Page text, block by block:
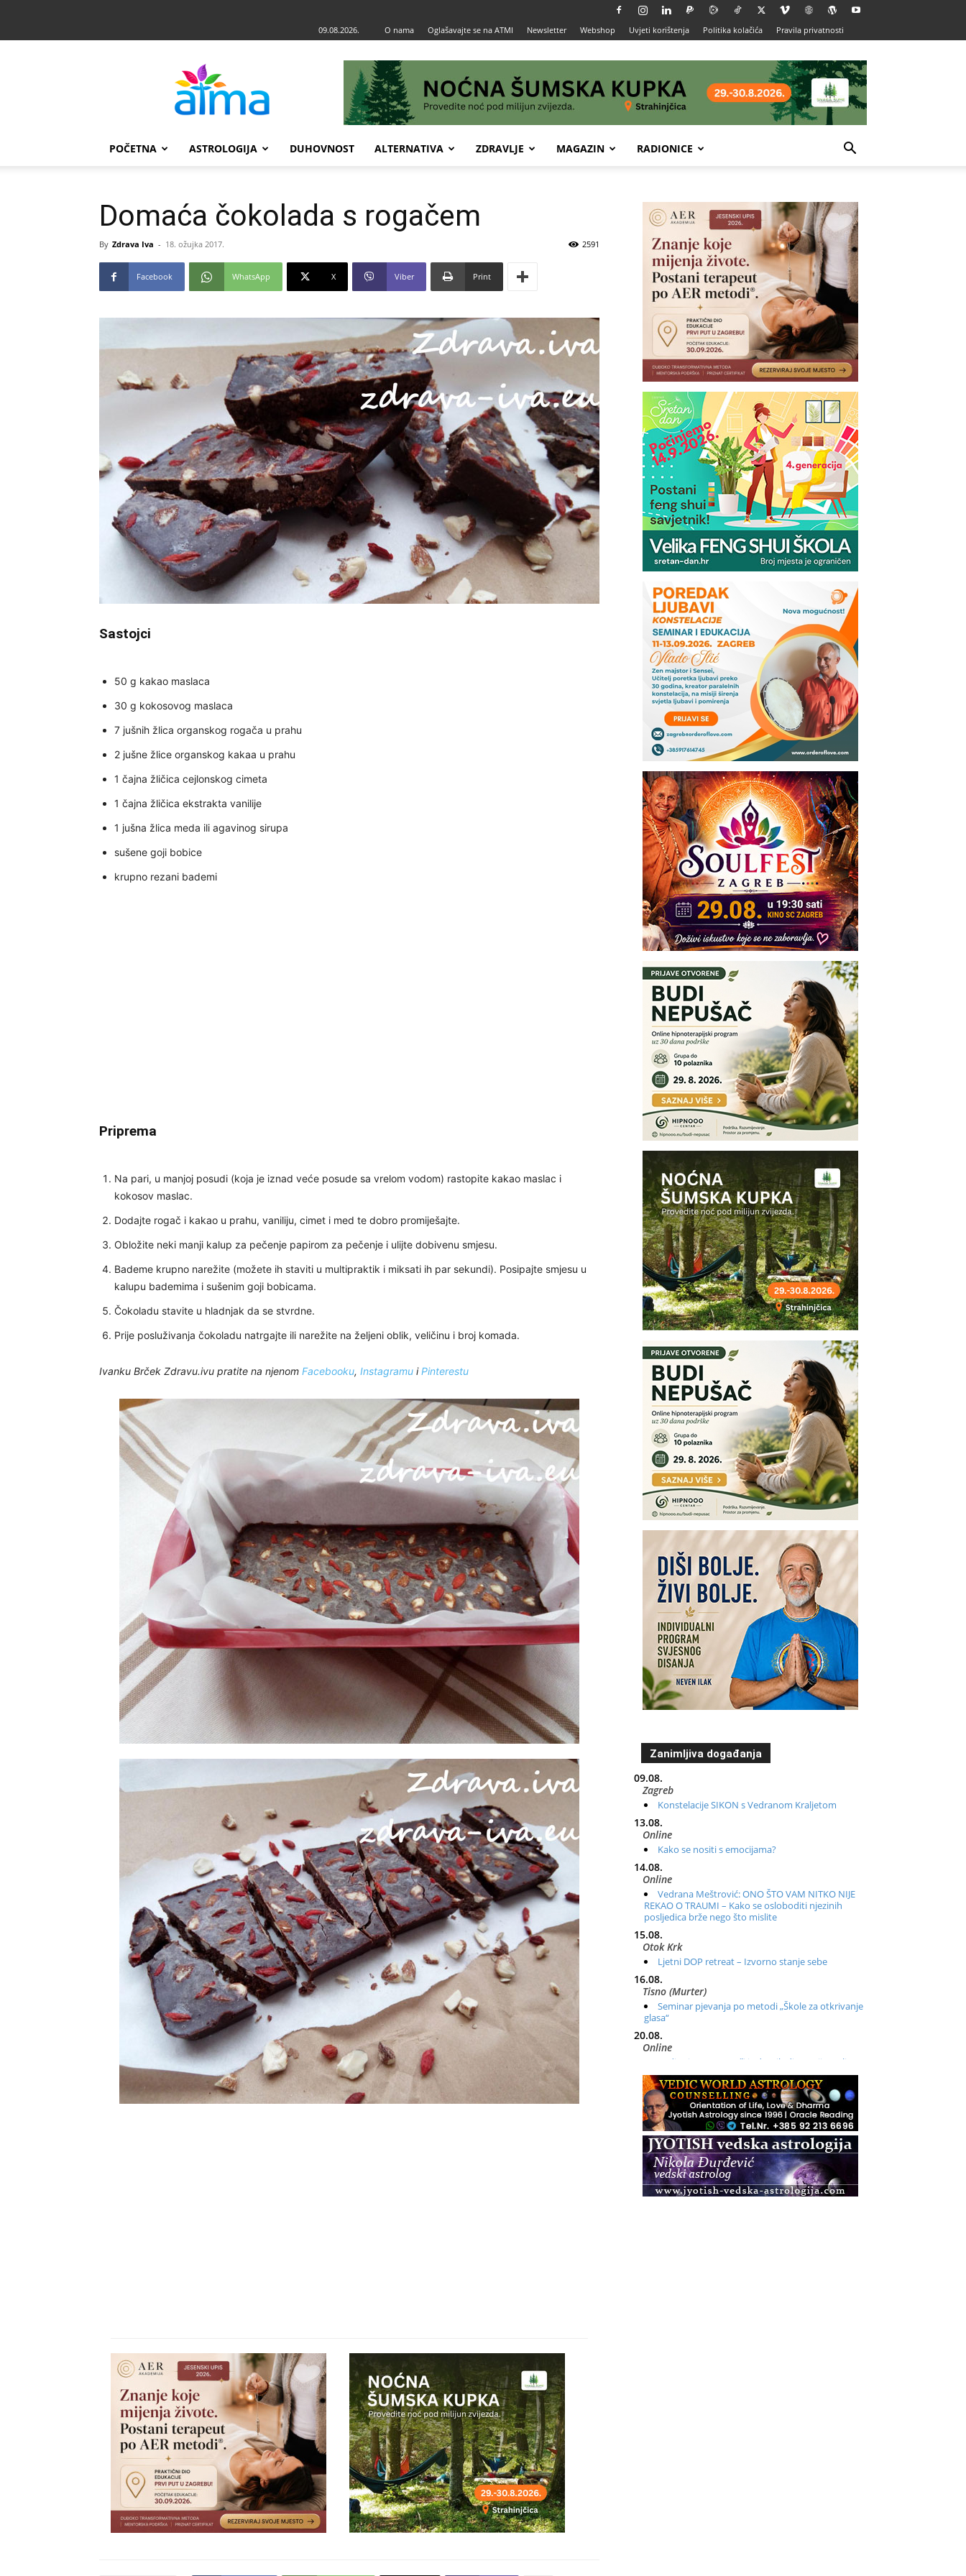
09.08.2026. O nama Oglašavajte se na ATMI Newsletter Webshop Uvjeti korištenja Politika kolačića Pravila privatnosti
POČETNA ASTROLOGIJA DUHOVNOST ALTERNATIVA ZDRAVLJE MAGAZIN RADIONICE
Domaća čokolada s rogačem
By Zdrava Iva - 18. ožujka 2017. 2591
Facebook WhatsApp X Viber Print
Sastojci
50 g kakao maslaca
30 g kokosovog maslaca
7 jušnih žlica organskog rogača u prahu
2 jušne žlice organskog kakaa u prahu
1 čajna žličica cejlonskog cimeta
1 čajna žličica ekstrakta vanilije
1 jušna žlica meda ili agavinog sirupa
sušene goji bobice
krupno rezani bademi
Priprema
Na pari, u manjoj posudi (koja je iznad veće posude sa vrelom vodom) rastopite kakao maslac i
kokosov maslac.
Dodajte rogač i kakao u prahu, vaniliju, cimet i med te dobro promiješajte.
Obložite neki manji kalup za pečenje papirom za pečenje i ulijte dobivenu smjesu.
Bademe krupno narežite (možete ih staviti u multipraktik i miksati ih par sekundi). Posipajte smjesu u
kalupu bademima i sušenim goji bobicama.
Čokoladu stavite u hladnjak da se stvrdne.
Prije posluživanja čokoladu natrgajte ili narežite na željeni oblik, veličinu i broj komada.
Ivanku Brček Zdravu.ivu pratite na njenom Facebooku, Instagramu iPinterestu
Zanimljiva događanja
09.08.
Zagreb
Konstelacije SIKON s Vedranom Kraljetom
13.08.
Online
Kako se nositi s emocijama?
14.08.
Online
Vedrana Meštrović: ONO ŠTO VAM NITKO NIJE
REKAO O TRAUMI – Kako se osloboditi njezinih
posljedica brže nego što mislite
15.08.
Otok Krk
Ljetni DOP retreat – Izvorno stanje sebe
16.08.
Tisno (Murter)
Seminar pjevanja po metodi „Škole za otkrivanje
glasa“
20.08.
Online
Radionica: Pomagači iz drugih dimenzija Online –
otvoreno za sve
21.08.
Zagreb+Online
Osnovni ThetaHealing® tečaj, Zagreb i Online
22.08.
Zagreb
Osnovna radionica za izscjeljivanje pranom (Basic
Pranic Healing course)
Pula